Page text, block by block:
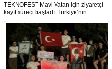
TEKNOFEST Mavi Vatan için ziyaretçi
kayıt süreci başladı. Türkiye’nin
denizcilik ve savunma teknolojilerine
odaklanan etkinliği, 20-23 Ağustos
tarihleri arasında Gölcük Tersanesi
Komutanlığı’nda gerçekleştirilecek.